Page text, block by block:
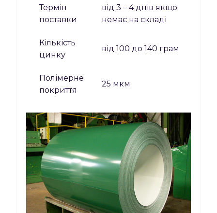
Термін
поставки
від 3 – 4 днів якщо
немає на складі
Кількість
цинку
від 100 до 140 грам
Полімерне
покриття
25 мкм